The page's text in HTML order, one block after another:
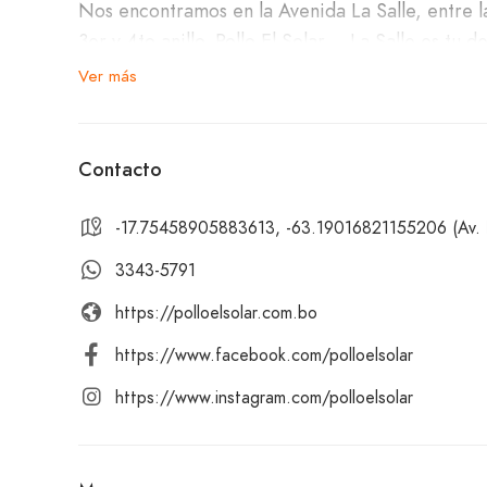
Nos encontramos en la Avenida La Salle,
3er y 4to anillo. Pollo El Solar – La Salle es tu
que te encantarán.
de pollo, chicharrón entero, porción de yuca,
Para complementar tu comida, disponemos de
Te invitamos a visitar Pollo El Solar – La Salle.
un chicharrón entero, aquí encontrarás un
¡Te esperamos con los brazos abiertos para
Ver más
Contacto
-17.75458905883613, -63.19016821155206
3343-5791
https://polloelsolar.com.bo
https://www.facebook.com/polloelsolar
https://www.instagram.com/polloelsolar